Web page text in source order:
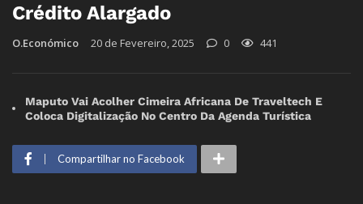
Crédito Alargado
O.Económico 20 de Fevereiro, 2025 0 441
Maputo Vai Acolher Cimeira Africana De Traveltech E
Coloca Digitalização No Centro Da Agenda Turística
Compartilhar no Facebook